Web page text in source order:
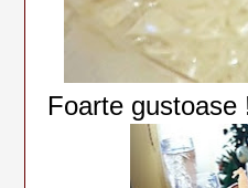
Foarte gustoase